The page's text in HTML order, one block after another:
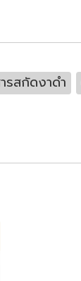
รสกัดงาดำ